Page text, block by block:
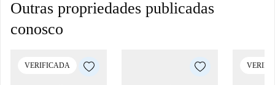
Outras propriedades publicadas
conosco
VERIFICADA